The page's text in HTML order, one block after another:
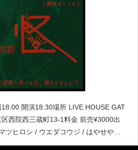
開演18:30場所 LIVE HOUSE GAT
西院西三蔵町13-1料金 前売¥3000出
ツヒロシ / ウエダコウジ / はやせやす
tw